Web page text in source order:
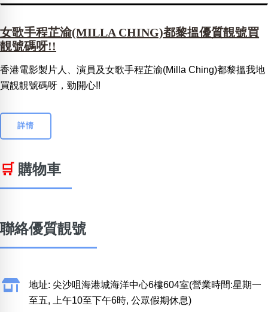
女歌手程芷渝(MILLA CHING)都黎搵優質靚號買
靚號碼呀!!
香港電影製片人、演員及女歌手程芷渝(Milla Ching)都黎搵我地
買靚靚號碼呀，勁開心!!
詳情
🛒 購物車
聯絡優質靚號
地址: 尖沙咀海港城海洋中心6樓604室(營業時間:星期一
至五, 上午10至下午6時, 公眾假期休息)